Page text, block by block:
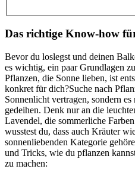
Das richtige Know-how
Bevor du loslegst und deinen
es wichtig, ein paar Grundlagen
Pflanzen, die Sonne lieben, ist
konkret für dich?Suche nach
Sonnenlicht vertragen, sondern
gedeihen. Denk nur an die
Lavendel, die sommerliche
wusstest du, dass auch Kräuter
sonnenliebenden Kategorie
und Tricks, wie du pflanzen
zu machen: